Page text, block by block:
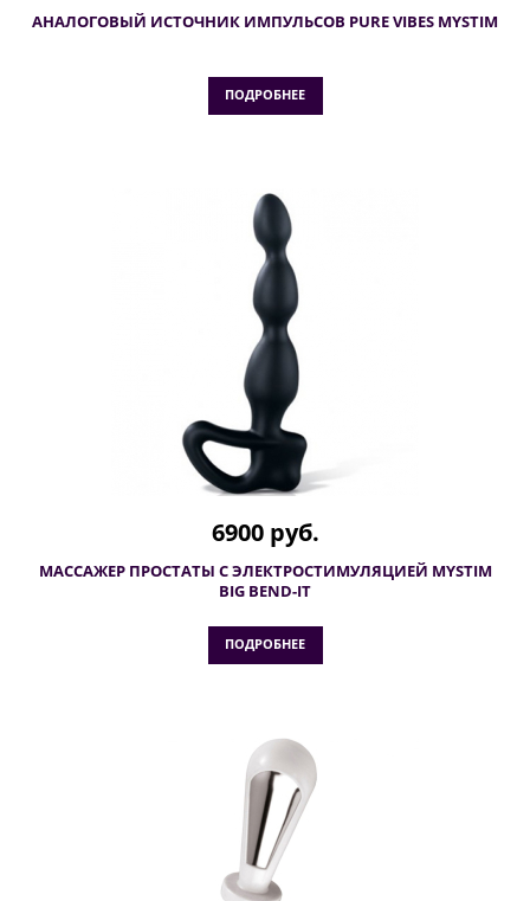
АНАЛОГОВЫЙ ИСТОЧНИК ИМПУЛЬСОВ PURE VIBES MYSTIM
ПОДРОБНЕЕ
6900 руб.
МАССАЖЕР ПРОСТАТЫ С ЭЛЕКТРОСТИМУЛЯЦИЕЙ MYSTIM
BIG BEND-IT
ПОДРОБНЕЕ